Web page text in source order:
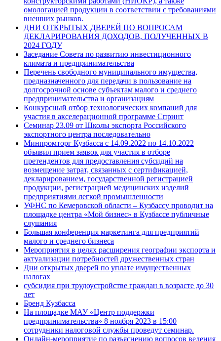
омологацией продукции в соответствии с требованиями
внешних рынков.
ДНИ ОТКРЫТЫХ ДВЕРЕЙ ПО ВОПРОСАМ
ДЕКЛАРИРОВАНИЯ ДОХОДОВ, ПОЛУЧЕННЫХ В
2024 ГОДУ
Заседание Совета по развитию инвестиционного
климата и предпринимательства
Перечень свободного муниципального имущества,
предназначенного для передачи в пользование на
долгосрочной основе субъектам малого и среднего
предпринимательства и организациям
Конкурсный отбор технологических компаний для
участия в акселерационной программе Спринт
Семинар 23.09 от Школы экспорта Российского
экспортного центра последовательно
Минпромторг Кузбасса с 14.09.2022 по 14.10.2022
объявил прием заявок для участия в отборе
претендентов для предоставления субсидий на
возмещение затрат, связанных с сертификацией,
декларированием, государственной регистрацией
продукции, регистрацией медицинских изделий
предприятиями легкой промышленности
УФНС по Кемеровской области – Кузбассу проводит на
площадке центра «Мой бизнес» в Кузбассе публичные
слушания
Большая конференция маркетинга для предприятий
малого и среднего бизнеса
Мероприятия в целях расширения географии экспорта и
актуализации потребностей дружественных стран
Дни открытых дверей по уплате имущественных
налогах
субсидия при трудоустройстве граждан в возрасте до 30
лет
Бренд Кузбасса
На площадке МАУ «Центр поддержки
предпринимательства» 8 ноября 2023 в 15:00
сотрудники налоговой службы проведут семинар.
Онлайн-мероприятие по разъяснению вопросов ведения